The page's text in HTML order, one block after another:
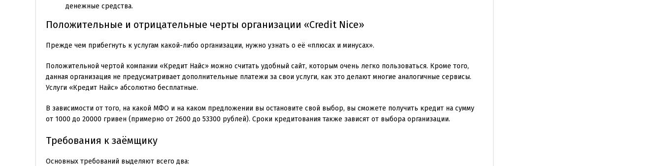
денежные средства.
Положительные и отрицательные черты организации «Credit Nice»
Прежде чем прибегнуть к услугам какой-либо организации, нужно узнать о её «плюсах и минусах».
Положительной чертой компании «Кредит Найс» можно считать удобный сайт, которым очень легко пользоваться. Кроме того,
данная организация не предусматривает дополнительные платежи за свои услуги, как это делают многие аналогичные сервисы.
Услуги «Кредит Найс» абсолютно бесплатные.
В зависимости от того, на какой МФО и на каком предложении вы остановите свой выбор, вы сможете получить кредит на сумму
от 1000 до 20000 гривен (примерно от 2600 до 53300 рублей). Сроки кредитования также зависят от выбора организации.
Требования к заёмщику
Основных требований выделяют всего два: